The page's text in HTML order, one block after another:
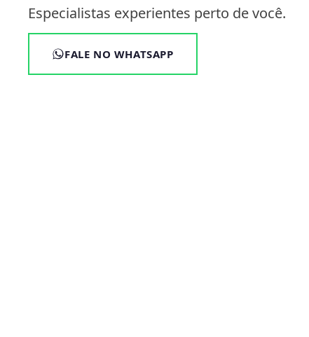
Especialistas experientes perto de você.
FALE NO WHATSAPP